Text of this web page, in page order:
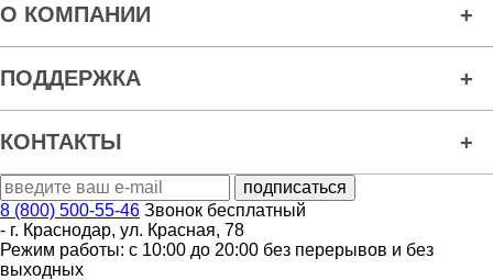
О КОМПАНИИ
ПОДДЕРЖКА
КОНТАКТЫ
8 (800) 500-55-46 Звонок бесплатный
- г. Краснодар, ул. Красная, 78
Режим работы: с 10:00 до 20:00 без перерывов и без
выходных